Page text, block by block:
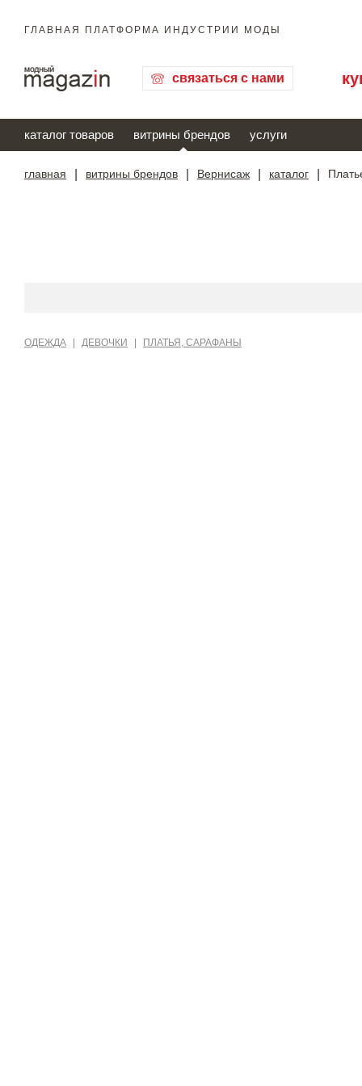
ГЛАВНАЯ ПЛАТФОРМА ИНДУСТРИИ МОДЫ
связаться с нами
каталог товаров витрины брендов услуги
главная витрины брендов Вернисаж каталог
ОДЕЖДА ДЕВОЧКИ ПЛАТЬЯ, САРАФАНЫ